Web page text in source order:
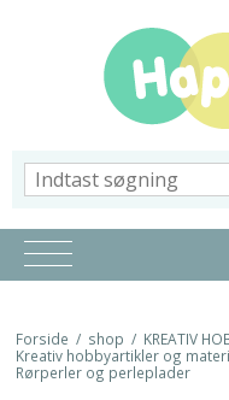
Forside / shop / KREATIV
Kreativ hobbyartikler og
Rørperler og perleplader